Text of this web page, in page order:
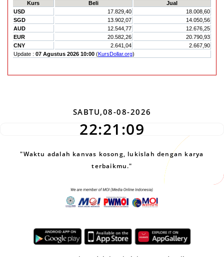
SABTU,08-08-2026
22:21:10
"Waktu adalah kanvas kosong, lukislah dengan karya
terbaikmu."